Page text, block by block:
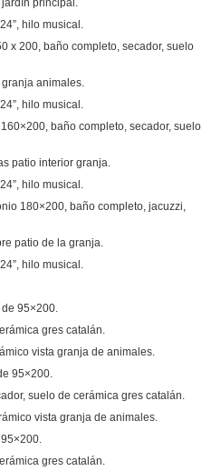
jardín principal.
hilo musical.
x 200, baño completo, secador, suelo
animales.
hilo musical.
baño completo, secador, suelo
patio interior granja.
hilo musical.
180×200, baño completo, jacuzzi,
patio de la granja.
hilo musical.
95×200.
gres catalán.
vista granja de animales.
95×200.
suelo de cerámica gres catalán.
vista granja de animales.
gres catalán.